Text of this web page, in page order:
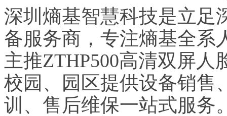
深圳熵基智慧科技是立足
备服务商，专注熵基全系
主推ZTHP500高清双屏
校园、园区提供设备销售
训、售后维保一站式服务